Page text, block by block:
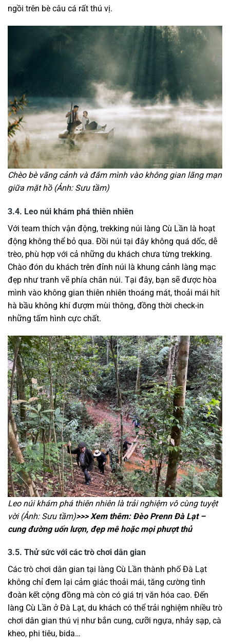
ngồi trên bè câu cá rất thú vị.
Chèo bè vãng cảnh và đắm mình vào không gian lãng mạn
giữa mặt hồ (Ảnh: Sưu tầm)
3.4. Leo núi khám phá thiên nhiên
Với team thích vận động, trekking núi làng Cù Lần là hoạt
động không thể bỏ qua. Đồi núi tại đây không quá dốc, dễ
trèo, phù hợp với cả những du khách chưa từng trekking.
Chào đón du khách trên đỉnh núi là khung cảnh làng mạc
đẹp như tranh vẽ phía chân núi. Tại đây, bạn sẽ được hòa
mình vào không gian thiên nhiên thoáng mát, thoải mái hít
hà bầu không khí đượm mùi thông, đồng thời check-in
những tấm hình cực chất.
Leo núi khám phá thiên nhiên là trải nghiệm vô cùng tuyệt
vời (Ảnh: Sưu tầm)>>> Xem thêm: Đèo Prenn Đà Lạt –
cung đường uốn lượn, đẹp mê hoặc mọi phượt thủ
3.5. Thử sức với các trò chơi dân gian
Các trò chơi dân gian tại làng Cù Lần thành phố Đà Lạt
không chỉ đem lại cảm giác thoải mái, tăng cường tình
đoàn kết cộng đồng mà còn có giá trị văn hóa cao. Đến
làng Cù Lần ở Đà Lạt, du khách có thể trải nghiệm nhiều trò
chơi dân gian thú vị như bắn cung, cưỡi ngựa, nhảy sạp, cà
kheo, phi tiêu, bida…